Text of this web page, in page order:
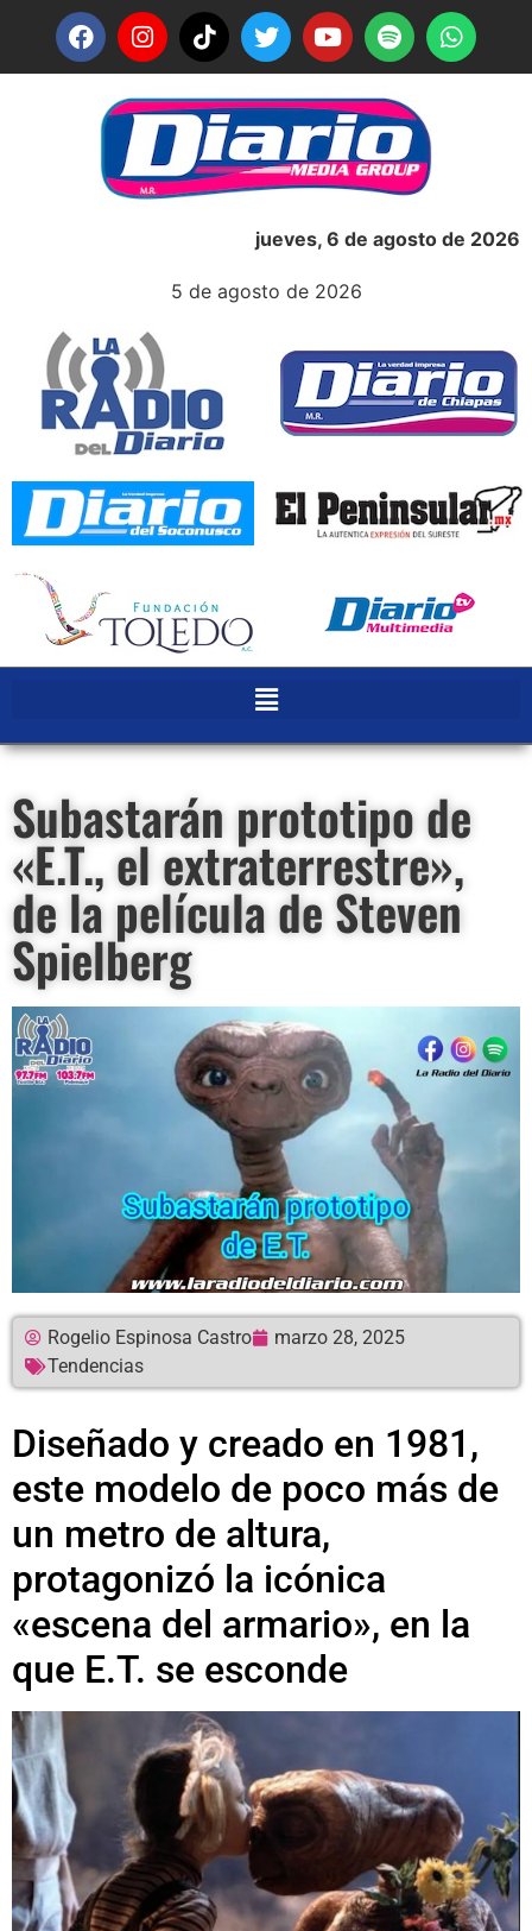
jueves, 6 de agosto de 2026
5 de agosto de 2026
Subastarán prototipo de
«E.T., el extraterrestre»,
de la película de Steven
Spielberg
Rogelio Espinosa Castro
marzo 28, 2025
Tendencias
Diseñado y creado en 1981,
este modelo de poco más de
un metro de altura,
protagonizó la icónica
«escena del armario», en la
que E.T. se esconde